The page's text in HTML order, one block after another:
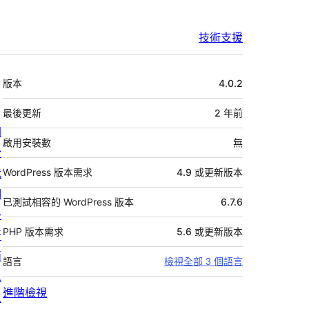
技術支援
中
繼
資
料
版本 4.0.2
最後更新 2 年前
啟用安裝數 無
WordPress 版本需求 4.9 或更新版本
已測試相容的 WordPress 版本 6.7.6
PHP 版本需求 5.6 或更新版本
語言 檢視全部 3 個語言
進階檢視